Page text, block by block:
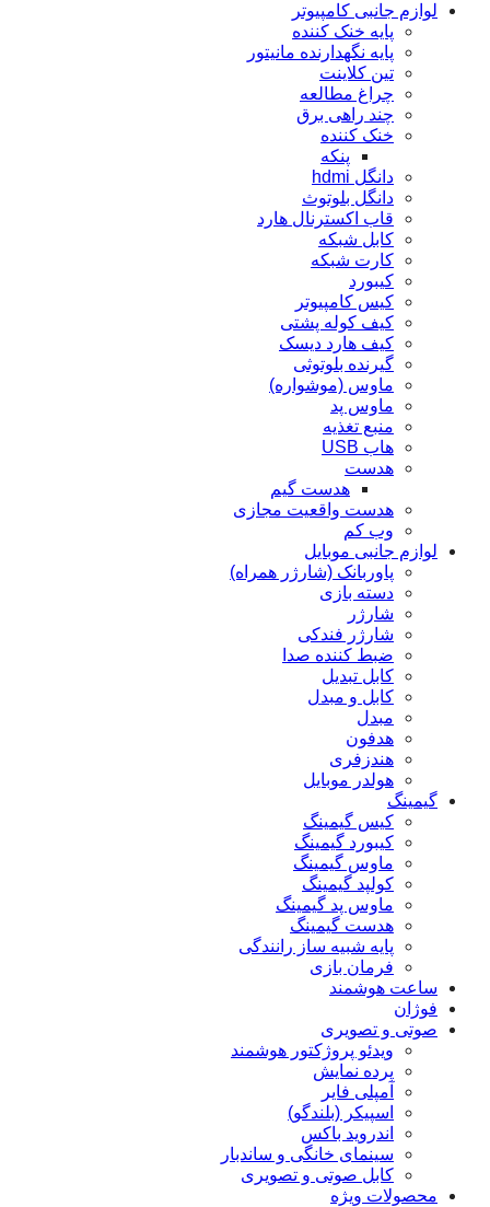
لوازم جانبی کامپیوتر
پایه خنک کننده
پایه نگهدارنده مانیتور
تین کلاینت
چراغ مطالعه
چند راهی برق
خنک کننده
پنکه
دانگل hdmi
دانگل بلوتوث
قاب اکسترنال هارد
کابل شبکه
کارت شبکه
کيبورد
کیس کامپیوتر
کیف کوله پشتی
کیف هارد دیسک
گیرنده بلوتوثی
ماوس (موشواره)
ماوس پد
منبع تغذیه
هاب USB
هدست
هدست گیم
هدست واقعیت مجازی
وب کم
لوازم جانبی موبایل
پاوربانک (شارژر همراه)
دسته بازی
شارژر
شارژر فندکی
ضبط کننده صدا
کابل تبدیل
کابل و مبدل
مبدل
هدفون
هندزفری
هولدر موبایل
گیمینگ
کیس گیمینگ
کیبورد گیمینگ
ماوس گیمینگ
کولپد گیمینگ
ماوس پد گیمینگ
هدست گیمینگ
پایه شبیه ساز رانندگی
فرمان بازی
ساعت هوشمند
فوژان
صوتی و تصویری
ویدئو پروژکتور هوشمند
پرده نمایش
آمپلی فایر
اسپیکر (بلندگو)
اندروید باکس
سینمای خانگی و ساندبار
کابل صوتی و تصویری
محصولات ویژه